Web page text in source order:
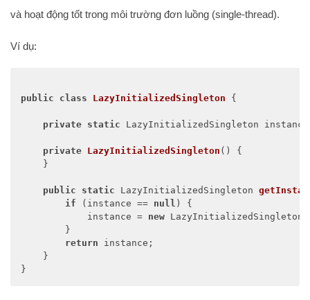
và hoạt động tốt trong môi trường đơn luồng (single-thread).
Ví dụ:
public class LazyInitializedSingleton {
private static LazyInitializedSingleton
private LazyInitializedSingleton ()
{
    }
public static LazyInitializedSingleton
if (instance == null ) {
            instance =
new
        }
return instance;
    }
}